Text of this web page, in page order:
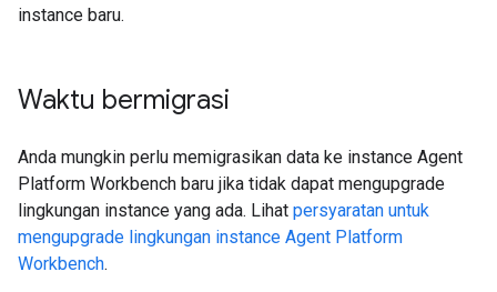
instance baru.
Waktu bermigrasi
Anda mungkin perlu memigrasikan data ke instance Agent
Platform Workbench baru jika tidak dapat mengupgrade
lingkungan instance yang ada. Lihat persyaratan untuk
mengupgrade lingkungan instance Agent Platform
Workbench.